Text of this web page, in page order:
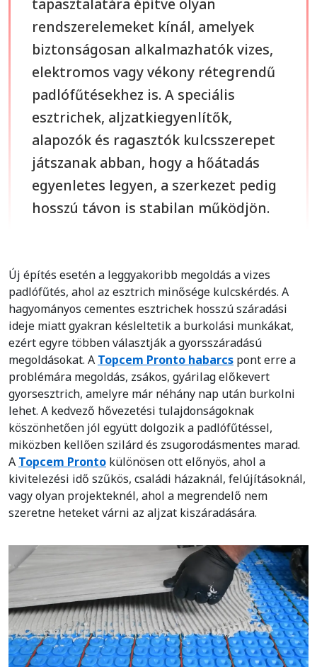
rendszerelemeket kínál, amelyek
biztonságosan alkalmazhatók vizes,
elektromos vagy vékony rétegrendű
padlófűtésekhez is. A speciális
esztrichek, aljzatkiegyenlítők,
alapozók és ragasztók kulcsszerepet
játszanak abban, hogy a hőátadás
egyenletes legyen, a szerkezet pedig
hosszú távon is stabilan működjön.
Új építés esetén a leggyakoribb megoldás a vizes
padlófűtés, ahol az esztrich minősége kulcskérdés. A
hagyományos cementes esztrichek hosszú száradási
ideje miatt gyakran késleltetik a burkolási munkákat,
ezért egyre többen választják a gyorsszáradású
megoldásokat. A Topcem Pronto habarcs pont erre a
problémára megoldás, zsákos, gyárilag előkevert
gyorsesztrich, amelyre már néhány nap után burkolni
lehet. A kedvező hővezetési tulajdonságoknak
köszönhetően jól együtt dolgozik a padlófűtéssel,
miközben kellően szilárd és zsugorodásmentes marad.
A Topcem Pronto különösen ott előnyös, ahol a
kivitelezési idő szűkös, családi házaknál, felújításoknál,
vagy olyan projekteknél, ahol a megrendelő nem
szeretne heteket várni az aljzat kiszáradására.